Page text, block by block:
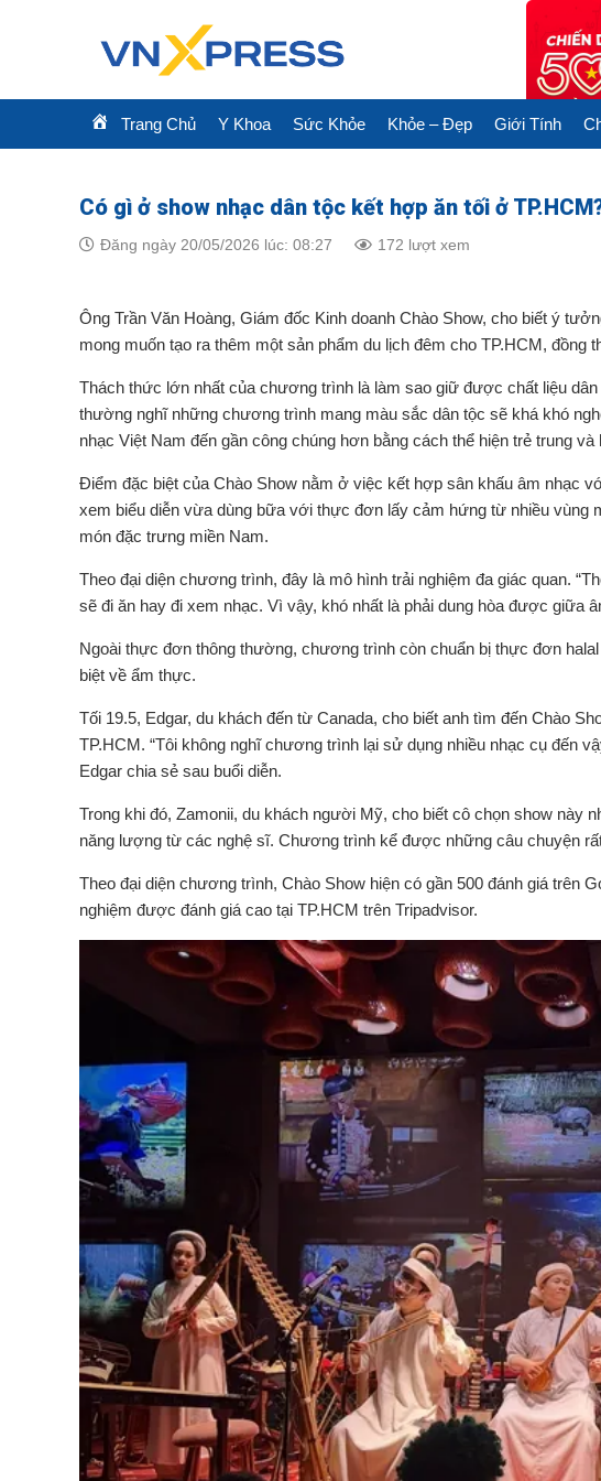
Trang Chủ Y Khoa Sức Khỏe Khỏe – Đẹp Giới Tính
Có gì ở show nhạc dân tộc kết hợp ăn tối ở
Đăng ngày 20/05/2026 lúc: 08:27 172 lượt xem
Ông Trần Văn Hoàng, Giám đốc Kinh doanh Chào Show, cho biết ý
mong muốn tạo ra thêm một sản phẩm du lịch đêm cho TP.HCM,
Thách thức lớn nhất của chương trình là làm sao giữ được chất liệu
thường nghĩ những chương trình mang màu sắc dân tộc sẽ khá khó
nhạc Việt Nam đến gần công chúng hơn bằng cách thể hiện trẻ trung và
Điểm đặc biệt của Chào Show nằm ở việc kết hợp sân khấu âm nhạc
xem biểu diễn vừa dùng bữa với thực đơn lấy cảm hứng từ nhiều vùng
món đặc trưng miền Nam.
Theo đại diện chương trình, đây là mô hình trải nghiệm đa giác quan.
sẽ đi ăn hay đi xem nhạc. Vì vậy, khó nhất là phải dung hòa được giữa
Ngoài thực đơn thông thường, chương trình còn chuẩn bị thực đơn
biệt về ẩm thực.
Tối 19.5, Edgar, du khách đến từ Canada, cho biết anh tìm đến Chào
TP.HCM. “Tôi không nghĩ chương trình lại sử dụng nhiều nhạc cụ đến
Edgar chia sẻ sau buổi diễn.
Trong khi đó, Zamonii, du khách người Mỹ, cho biết cô chọn show này
năng lượng từ các nghệ sĩ. Chương trình kể được những câu chuyện
Theo đại diện chương trình, Chào Show hiện có gần 500 đánh giá trên
nghiệm được đánh giá cao tại TP.HCM trên Tripadvisor.